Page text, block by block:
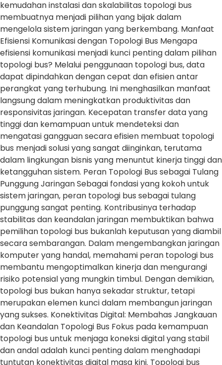
kemudahan instalasi dan skalabilitas topologi bus
membuatnya menjadi pilihan yang bijak dalam
mengelola sistem jaringan yang berkembang. Manfaat
Efisiensi Komunikasi dengan Topologi Bus Mengapa
efisiensi komunikasi menjadi kunci penting dalam pilihan
topologi bus? Melalui penggunaan topologi bus, data
dapat dipindahkan dengan cepat dan efisien antar
perangkat yang terhubung. Ini menghasilkan manfaat
langsung dalam meningkatkan produktivitas dan
responsivitas jaringan. Kecepatan transfer data yang
tinggi dan kemampuan untuk mendeteksi dan
mengatasi gangguan secara efisien membuat topologi
bus menjadi solusi yang sangat diinginkan, terutama
dalam lingkungan bisnis yang menuntut kinerja tinggi dan
ketangguhan sistem. Peran Topologi Bus sebagai Tulang
Punggung Jaringan Sebagai fondasi yang kokoh untuk
sistem jaringan, peran topologi bus sebagai tulang
punggung sangat penting. Kontribusinya terhadap
stabilitas dan keandalan jaringan membuktikan bahwa
pemilihan topologi bus bukanlah keputusan yang diambil
secara sembarangan. Dalam mengembangkan jaringan
komputer yang handal, memahami peran topologi bus
membantu mengoptimalkan kinerja dan mengurangi
risiko potensial yang mungkin timbul. Dengan demikian,
topologi bus bukan hanya sekadar struktur, tetapi
merupakan elemen kunci dalam membangun jaringan
yang sukses. Konektivitas Digital: Membahas Jangkauan
dan Keandalan Topologi Bus Fokus pada kemampuan
topologi bus untuk menjaga koneksi digital yang stabil
dan andal adalah kunci penting dalam menghadapi
tuntutan konektivitas digital masa kini. Topologi bus